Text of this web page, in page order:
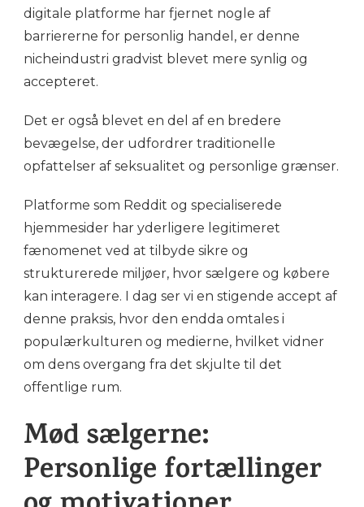
digitale platforme har fjernet nogle af
barriererne for personlig handel, er denne
nicheindustri gradvist blevet mere synlig og
accepteret.
Det er også blevet en del af en bredere
bevægelse, der udfordrer traditionelle
opfattelser af seksualitet og personlige grænser.
Platforme som Reddit og specialiserede
hjemmesider har yderligere legitimeret
fænomenet ved at tilbyde sikre og
strukturerede miljøer, hvor sælgere og købere
kan interagere. I dag ser vi en stigende accept af
denne praksis, hvor den endda omtales i
populærkulturen og medierne, hvilket vidner
om dens overgang fra det skjulte til det
offentlige rum.
Mød sælgerne:
Personlige fortællinger